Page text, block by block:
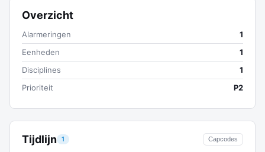
Tijdlijn 1 Capcodes
Overzicht
Alarmeringen
1
Eenheden
1
Disciplines
1
Prioriteit
P2